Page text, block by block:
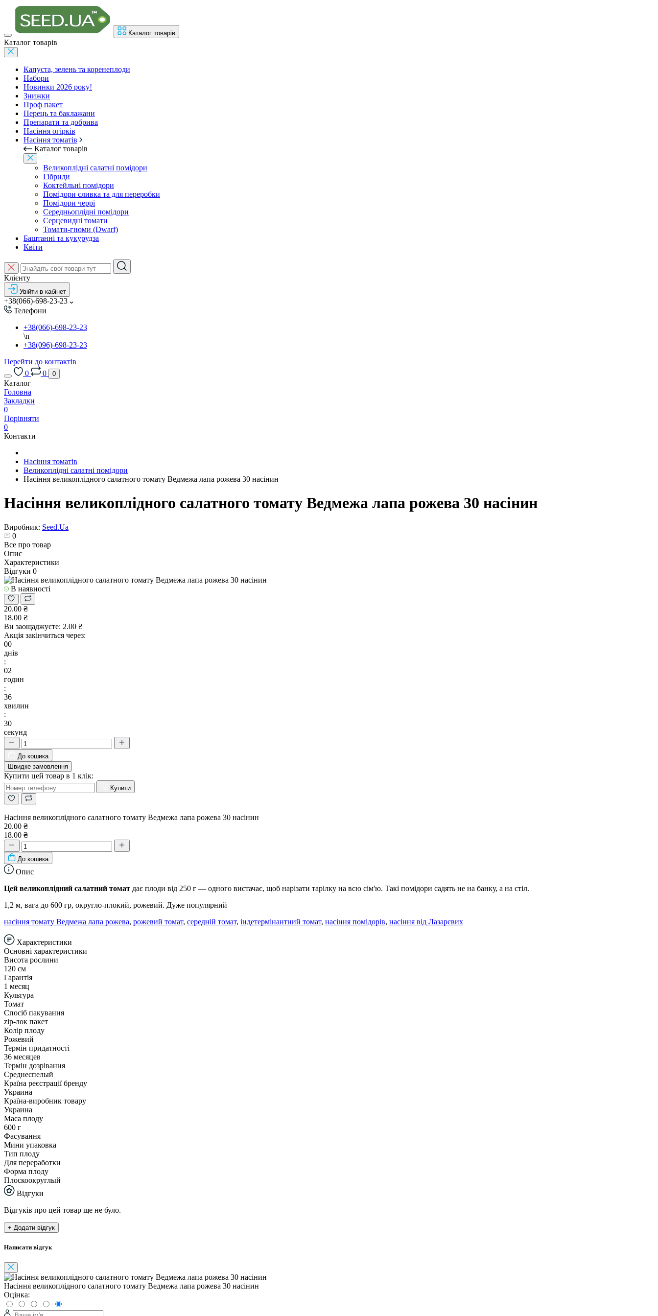
Каталог товарів
Каталог товарів
Капуста, зелень та коренеплоди
Набори
Новинки 2026 року!
Знижки
Проф пакет
Перець та баклажани
Препарати та добрива
Насіння огірків
Насіння томатів
Каталог товарів
Великоплідні салатні помідори
Гібриди
Коктейльні помідори
Помідори сливка та для переробки
Помідори черрі
Середньоплідні помідори
Серцевидні томати
Томати-гноми (Dwarf)
Баштанні та кукурудза
Квіти
Клієнту
Увійти в кабінет
+38(066)-698-23-23
Телефони
+38(066)-698-23-23
\n
+38(096)-698-23-23
Перейти до контактів
0
0 0
Каталог
Головна
Закладки
0
Порівняти
0
Контакти
Насіння томатів
Великоплідні салатні помідори
Насіння великоплідного салатного томату Ведмежа лапа рожева 30 насінин
Насіння великоплідного салатного томату Ведмежа лапа рожева 30 насінин
Виробник: Seed.Ua
0
Все про товар
Опис
Характеристики
Відгуки 0
В наявності
20.00 ₴
18.00 ₴
Ви заощаджуєте: 2.00 ₴
Акція закінчиться через:
00
днів
:
02
годин
:
36
хвилин
:
29
секунд
До кошика
Швидке замовлення
Купити цей товар в 1 клік:
Купити
Насіння великоплідного салатного томату Ведмежа лапа рожева 30 насінин
20.00 ₴
18.00 ₴
До кошика
Опис
Цей великоплідний салатний томат дає плоди від 250 г — одного вистачає, щоб нарізати тарілку на всю сім'ю. Такі помідори садять не на банку, а на стіл.
1,2 м, вага до 600 гр, округло-плокий, рожевий. Дуже популярний
насіння томату Ведмежа лапа рожева, рожевий томат, середній томат, індетермінантний томат, насіння помідорів, насіння від Лазарєвих
Характеристики
Основні характеристики
Висота рослини
120 см
Гарантія
1 месяц
Культура
Томат
Спосіб пакування
zip-лок пакет
Колір плоду
Рожевий
Термін придатності
36 месяцев
Термін дозрівання
Среднеспелый
Країна реєстрації бренду
Украина
Країна-виробник товару
Украина
Маса плоду
600 г
Фасування
Мини упаковка
Тип плоду
Для переработки
Форма плоду
Плоскоокруглый
Відгуки
Відгуків про цей товар ще не було.
+ Додати відгук
Написати відгук
Насіння великоплідного салатного томату Ведмежа лапа рожева 30 насінин
Оцінка: